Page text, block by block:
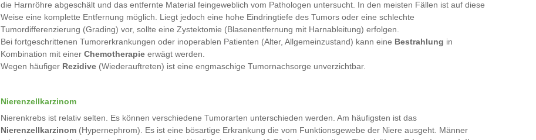
die Harnröhre abgeschält und das entfernte Material feingeweblich vom Pathologen untersucht. In den meisten Fällen ist auf diese
Weise eine komplette Entfernung möglich. Liegt jedoch eine hohe Eindringtiefe des Tumors oder eine schlechte
Tumordifferenzierung (Grading) vor, sollte eine Zystektomie (Blasenentfernung mit Harnableitung) erfolgen.
Bei fortgeschrittenen Tumorerkrankungen oder inoperablen Patienten (Alter, Allgemeinzustand) kann eine Bestrahlung in
Kombination mit einer Chemotherapie erwägt werden.
Wegen häufiger Rezidive (Wiederauftreten) ist eine engmaschige Tumornachsorge unverzichtbar.
Nierenzellkarzinom
Nierenkrebs ist relativ selten. Es können verschiedene Tumorarten unterschieden werden. Am häufigsten ist das
Nierenzellkarzinom (Hypernephrom). Es ist eine bösartige Erkrankung die vom Funktionsgewebe der Niere ausgeht. Männer